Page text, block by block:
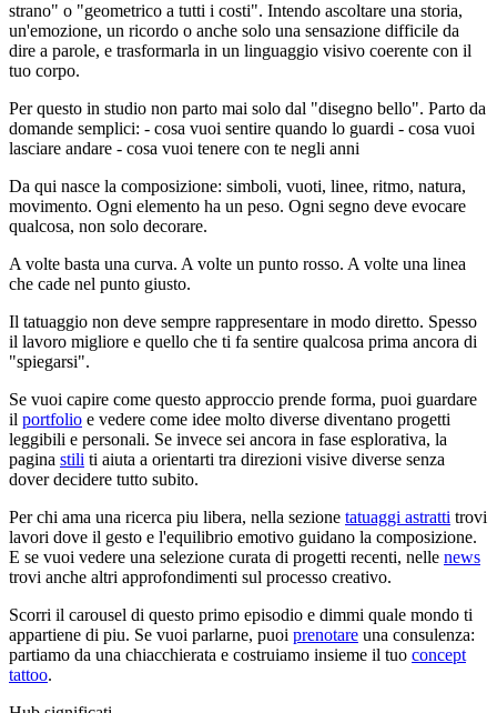
strano" o "geometrico a tutti i costi". Intendo ascoltare una storia,
un'emozione, un ricordo o anche solo una sensazione difficile da
dire a parole, e trasformarla in un linguaggio visivo coerente con il
tuo corpo.
Per questo in studio non parto mai solo dal "disegno bello". Parto da
domande semplici: - cosa vuoi sentire quando lo guardi - cosa vuoi
lasciare andare - cosa vuoi tenere con te negli anni
Da qui nasce la composizione: simboli, vuoti, linee, ritmo, natura,
movimento. Ogni elemento ha un peso. Ogni segno deve evocare
qualcosa, non solo decorare.
A volte basta una curva. A volte un punto rosso. A volte una linea
che cade nel punto giusto.
Il tatuaggio non deve sempre rappresentare in modo diretto. Spesso
il lavoro migliore e quello che ti fa sentire qualcosa prima ancora di
"spiegarsi".
Se vuoi capire come questo approccio prende forma, puoi guardare
il portfolio e vedere come idee molto diverse diventano progetti
leggibili e personali. Se invece sei ancora in fase esplorativa, la
pagina stili ti aiuta a orientarti tra direzioni visive diverse senza
dover decidere tutto subito.
Per chi ama una ricerca piu libera, nella sezione tatuaggi astratti trovi
lavori dove il gesto e l'equilibrio emotivo guidano la composizione.
E se vuoi vedere una selezione curata di progetti recenti, nelle news
trovi anche altri approfondimenti sul processo creativo.
Scorri il carousel di questo primo episodio e dimmi quale mondo ti
appartiene di piu. Se vuoi parlarne, puoi prenotare una consulenza:
partiamo da una chiacchierata e costruiamo insieme il tuo concept
tattoo.